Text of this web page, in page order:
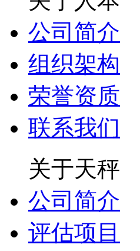
公司简介
组织架构
荣誉资质
联系我们
关于天秤
公司简介
评估项目